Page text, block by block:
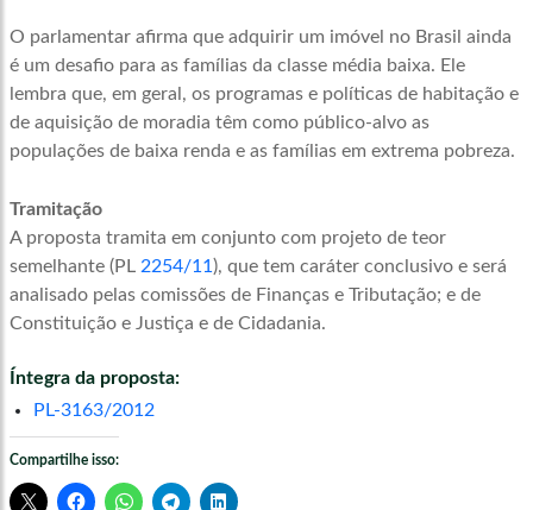
O parlamentar afirma que adquirir um imóvel no Brasil ainda
é um desafio para as famílias da classe média baixa. Ele
lembra que, em geral, os programas e políticas de habitação e
de aquisição de moradia têm como público-alvo as
populações de baixa renda e as famílias em extrema pobreza.
Tramitação
A proposta tramita em conjunto com projeto de teor
semelhante (PL 2254/11 ), que tem caráter conclusivoe será
analisado pelas comissões de Finanças e Tributação; e de
Constituição e Justiça e de Cidadania.
Íntegra da proposta:
PL-3163/2012
Compartilhe isso: